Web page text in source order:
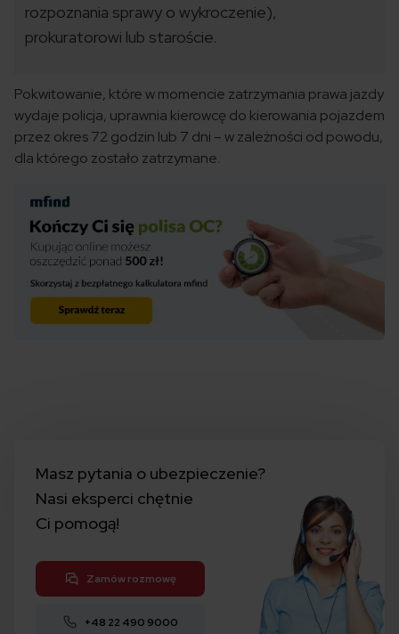
rozpoznania sprawy o wykroczenie),
prokuratorowi lub staroście.
Pokwitowanie, które w momencie zatrzymania prawa jazdy
wydaje policja, uprawnia kierowcę do kierowania pojazdem
przez okres 72 godzin lub 7 dni – w zależności od powodu,
dla którego zostało zatrzymane.
Masz pytania o ubezpieczenie?
Nasi eksperci chętnie
Ci pomogą!
Zamów rozmowę
+48 22 490 9000